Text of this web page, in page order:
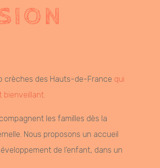
crèches des Hauts-de-France qui
bienveillant.
les familles dès la
Nous proposons un accueil
de l’enfant, dans un